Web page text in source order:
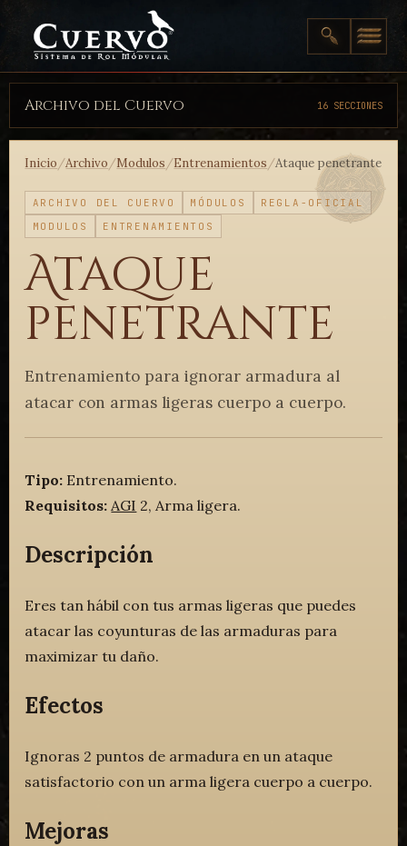
Archivo del Cuervo 16 SECCIONES
Inicio/Archivo/Modulos/Entrenamientos/Ataque penetrante
ARCHIVO DEL CUERVO MÓDULOS
REGLA-OFICIAL
MODULOS
ENTRENAMIENTOS
Ataque
penetrante
Entrenamiento para ignorar armadura al
atacar con armas ligeras cuerpo a cuerpo.
Tipo: Entrenamiento.
Requisitos: AGI 2, Arma ligera.
Descripción
Eres tan hábil con tus armas ligeras que puedes
atacar las coyunturas de las armaduras para
maximizar tu daño.
Efectos
Ignoras 2 puntos de armadura en un ataque
satisfactorio con un arma ligera cuerpo a cuerpo.
Mejoras